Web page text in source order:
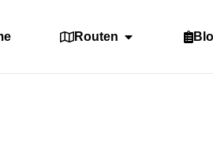
Routen